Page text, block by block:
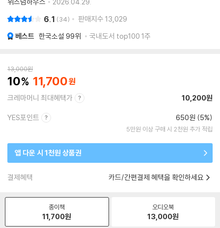
6.1 34 판매지수 13,029
베스트 한국소설 99위 국내도서 top100 1주
13,000원
10 11,700
크레마머니 최대혜택가 10,200원
YES포인트 650원 (5%)
5만원 이상 구매 시 2천원 추가 적립
앱 다운 시 1천원 상품권
결제혜택 카드/간편결제 혜택을 확인하세요
종이책
11,700원
오디오북
13,000원